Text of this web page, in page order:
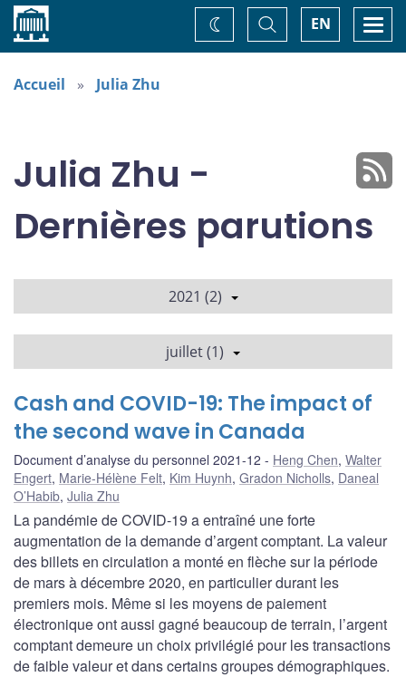
Accueil EN
Basculer
la
recherche
Changez
de
Accueil Julia Zhu
Julia Zhu -
Dernières parutions
2021 (2)
juillet (1)
Cash and COVID-19: The impact of
the second wave in Canada
Document d’analyse du personnel 2021-12 Heng Chen, Walter
Engert, Marie-Hélène Felt, Kim Huynh, Gradon Nicholls, Daneal
O’Habib, Julia Zhu
La pandémie de COVID-19 a entraîné une forte
augmentation de la demande d’argent comptant. La valeur
des billets en circulation a monté en flèche sur la période
de mars à décembre 2020, en particulier durant les
premiers mois. Même si les moyens de paiement
électronique ont aussi gagné beaucoup de terrain, l’argent
comptant demeure un choix privilégié pour les transactions
de faible valeur et dans certains groupes démographiques.